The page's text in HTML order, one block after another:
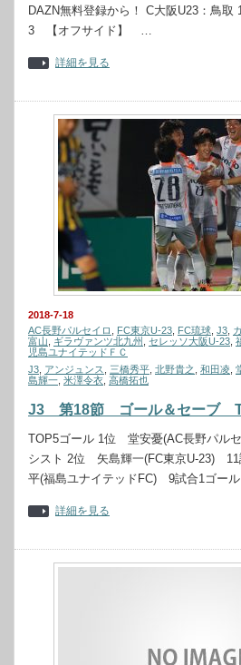
DAZN無料登録から！ C大阪U23：鳥
3 【オフサイド】 …
詳細を見る
2018-7-18
AC長野パルセイロ
FC東京U-23 FC琉球 J3
富山
ギラヴァンツ北九州 セレッソ大阪U-23
児島ユナイテッドＦＣ
J3 アンジュンス 三橋秀平 北野貴之 和田凌
島輝一 米澤令衣 高橋拓也
J3 第18節 ゴール＆セーブ
TOP5ゴール 1位 堂安憂(AC長野パル
シスト 2位 矢島輝一(FC東京U-23)
平(福島ユナイテッドFC) 9試合1ゴー
詳細を見る